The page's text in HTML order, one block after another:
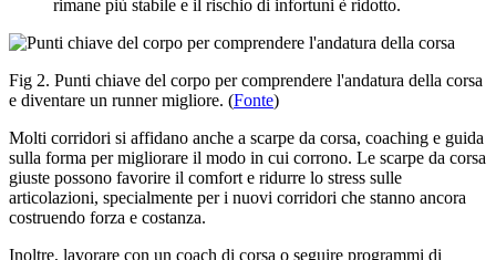
rimane più stabile e il rischio di infortuni è ridotto.
Fig 2. Punti chiave del corpo per comprendere l'andatura della corsa
e diventare un runner migliore. (Fonte)
Molti corridori si affidano anche a scarpe da corsa, coaching e guida
sulla forma per migliorare il modo in cui corrono. Le scarpe da corsa
giuste possono favorire il comfort e ridurre lo stress sulle
articolazioni, specialmente per i nuovi corridori che stanno ancora
costruendo forza e costanza.
Inoltre, lavorare con un coach di corsa o seguire programmi di